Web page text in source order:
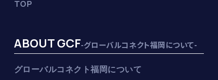
TOP
ABOUT GCF-グローバルコネクト福岡について-
グローバルコネクト福岡について